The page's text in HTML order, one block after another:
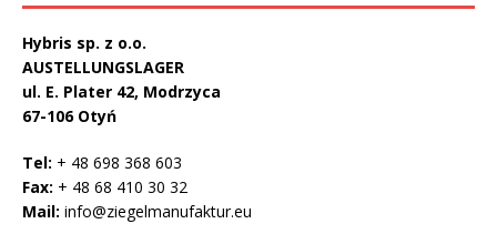
Hybris sp. z o.o.
AUSTELLUNGSLAGER
ul. E. Plater 42, Modrzyca
67-106 Otyń
Tel: + 48 698 368 603
Fax: + 48 68 410 30 32
Mail: info@ziegelmanufaktur.eu